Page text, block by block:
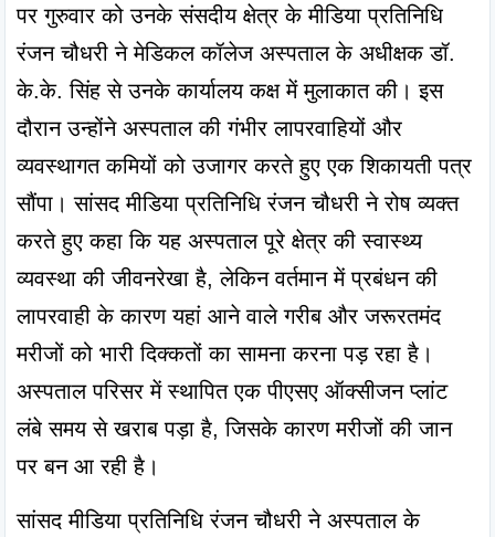
पर गुरुवार को उनके संसदीय क्षेत्र के मीडिया प्रतिनिधि
रंजन चौधरी ने मेडिकल कॉलेज अस्पताल के अधीक्षक डॉ.
के.के. सिंह से उनके कार्यालय कक्ष में मुलाकात की। इस
दौरान उन्होंने अस्पताल की गंभीर लापरवाहियों और
व्यवस्थागत कमियों को उजागर करते हुए एक शिकायती पत्र
सौंपा। सांसद मीडिया प्रतिनिधि रंजन चौधरी ने रोष व्यक्त
करते हुए कहा कि यह अस्पताल पूरे क्षेत्र की स्वास्थ्य
व्यवस्था की जीवनरेखा है, लेकिन वर्तमान में प्रबंधन की
लापरवाही के कारण यहां आने वाले गरीब और जरूरतमंद
मरीजों को भारी दिक्कतों का सामना करना पड़ रहा है।
अस्पताल परिसर में स्थापित एक पीएसए ऑक्सीजन प्लांट
लंबे समय से खराब पड़ा है, जिसके कारण मरीजों की जान
पर बन आ रही है।
सांसद मीडिया प्रतिनिधि रंजन चौधरी ने अस्पताल के